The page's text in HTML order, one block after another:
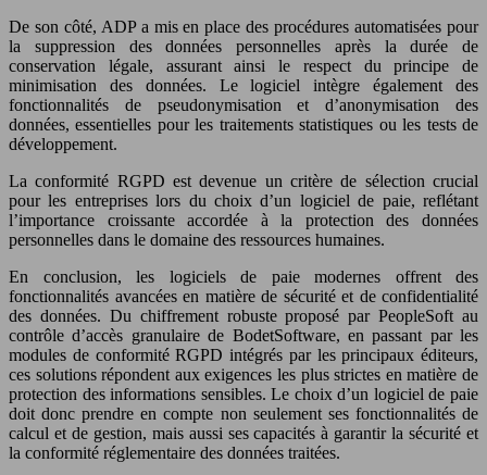
De son côté, ADP a mis en place des procédures automatisées pour
la suppression des données personnelles après la durée de
conservation légale, assurant ainsi le respect du principe de
minimisation des données. Le logiciel intègre également des
fonctionnalités de pseudonymisation et d’anonymisation des
données, essentielles pour les traitements statistiques ou les tests de
développement.
La conformité RGPD est devenue un critère de sélection crucial
pour les entreprises lors du choix d’un logiciel de paie, reflétant
l’importance croissante accordée à la protection des données
personnelles dans le domaine des ressources humaines.
En conclusion, les logiciels de paie modernes offrent des
fonctionnalités avancées en matière de sécurité et de confidentialité
des données. Du chiffrement robuste proposé par PeopleSoft au
contrôle d’accès granulaire de BodetSoftware, en passant par les
modules de conformité RGPD intégrés par les principaux éditeurs,
ces solutions répondent aux exigences les plus strictes en matière de
protection des informations sensibles. Le choix d’un logiciel de paie
doit donc prendre en compte non seulement ses fonctionnalités de
calcul et de gestion, mais aussi ses capacités à garantir la sécurité et
la conformité réglementaire des données traitées.